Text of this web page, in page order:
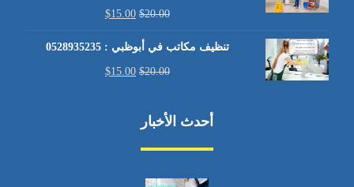
$20.00
$15.00
تنظيف مكاتب في أبوظبي : 0528935235
$20.00
$15.00
أحدث الأخبار